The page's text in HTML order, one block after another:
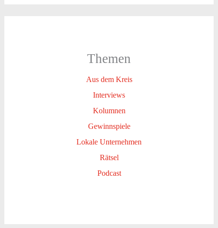
Themen
Aus dem Kreis
Interviews
Kolumnen
Gewinnspiele
Lokale Unternehmen
Rätsel
Podcast